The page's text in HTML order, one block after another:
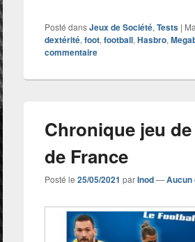
Posté dansJeux de Société, Tests |
dextérité, foot, football, Hasbro,
commentaire
Chronique jeu
de France
Posté le 25/05/2021 parInod—Aucun